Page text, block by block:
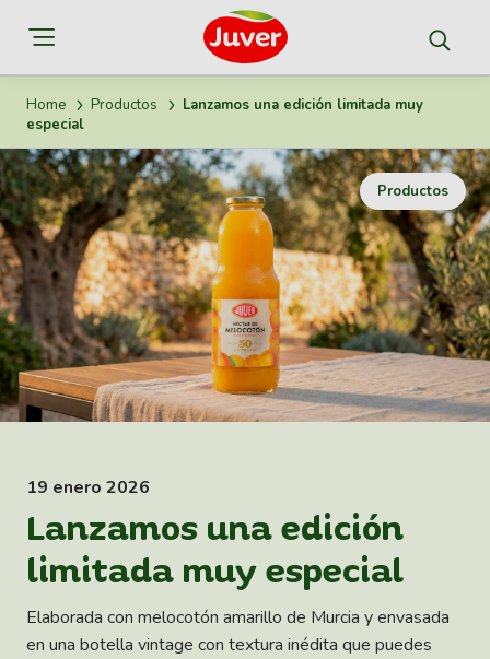
Home Productos
Lanzamos una edición limitada muy
especial
Productos
19 enero 2026
Lanzamos una edición
limitada muy especial
Elaborada con melocotón amarillo de Murcia y envasada
en una botella vintage con textura inédita que puedes